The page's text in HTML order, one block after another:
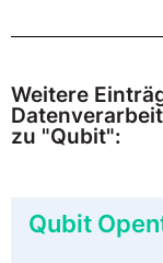
Weitere
zu "Qubit":
Qubit